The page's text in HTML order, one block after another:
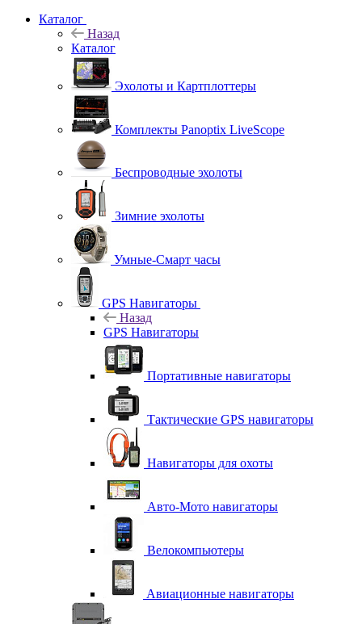
Каталог
Назад
Каталог
Эхолоты и Картплоттеры
Комплекты Panoptix LiveScope
Беспроводные эхолоты
Зимние эхолоты
Умные-Смарт часы
GPS Навигаторы
Назад
GPS Навигаторы
Портативные навигаторы
Тактические GPS навигаторы
Навигаторы для охоты
Авто-Мото навигаторы
Велокомпьютеры
Авиационные навигаторы